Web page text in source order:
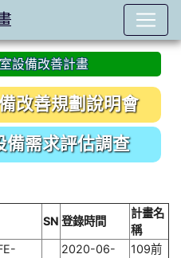
設備改善計畫
改善規劃說明會
備需求評估調查
SN 登錄時間
計畫名
稱
2020-06-
109前